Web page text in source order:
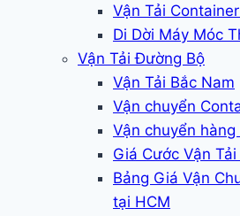
Vận Tải
Di Dời Máy Móc
Vận Tải Đường Bộ
Vận Tải Bắc Nam
Vận chuyển
Vận chuyển
Giá Cước Vận
Bảng Giá Vận
tại HCM